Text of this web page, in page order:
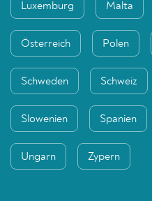
Luxemburg Malta
Österreich Polen
Schweden Schweiz
Slowenien Spanien
Ungarn Zypern